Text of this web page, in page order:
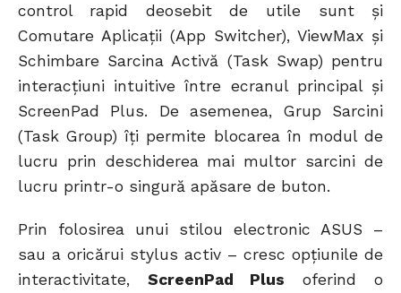
control rapid deosebit de utile sunt și
Comutare Aplicații (App Switcher), ViewMax și
Schimbare Sarcina Activă (Task Swap) pentru
interacțiuni intuitive între ecranul principal și
ScreenPad Plus. De asemenea, Grup Sarcini
(Task Group) îți permite blocarea în modul de
lucru prin deschiderea mai multor sarcini de
lucru printr-o singură apăsare de buton.
Prin folosirea unui stilou electronic ASUS –
sau a oricărui stylus activ – cresc opțiunile de
interactivitate, ScreenPad Plus oferind o